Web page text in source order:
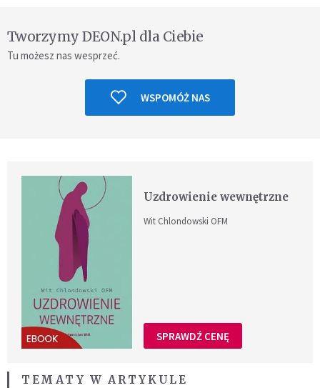
Tworzymy DEON.pl dla Ciebie
Tu możesz nas wesprzeć.
WSPOMÓŻ NAS
Uzdrowienie wewnętrzne
Wit Chlondowski OFM
SPRAWDŹ CENĘ
TEMATY W ARTYKULE